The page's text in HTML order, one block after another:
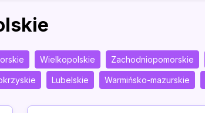
Wielkopolskie Zachodniopomorskie
Lubelskie Warmińsko-mazurskie